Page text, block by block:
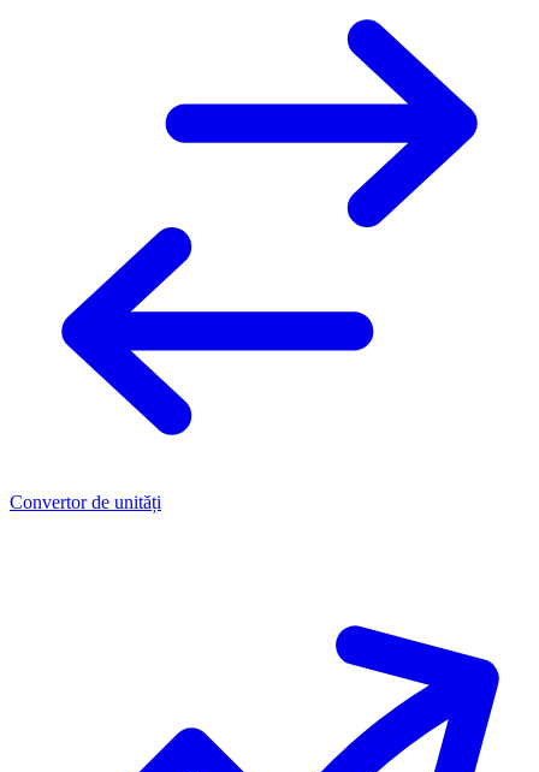
Convertor de unități